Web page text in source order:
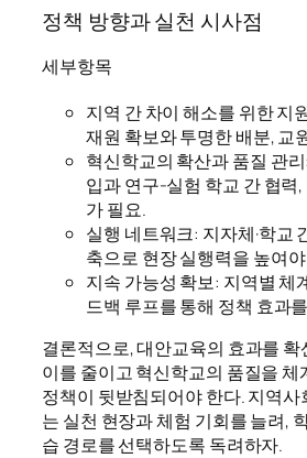
정책 방향과 실천 시사점
세부항목
지역 간 차이 해소를 위한 지
재원 확보와 투명한 배분, 교
혁신학교의 확산과 품질 관
입과 연구-실험 학교 간 협력
가 필요.
실행 네트워크: 지자체·학교
축으로 현장 실행력을 높여
지속 가능성 확보: 지역별 체
드백 루프를 통해 정책 효과
결론적으로, 대안교육의 효과를
이를 줄이고 혁신학교의 품질을
정책이 뒷받침되어야 한다. 지역
는 실천 현장과 체험 기회를 늘려,
습 경로를 선택하도록 독려하자.